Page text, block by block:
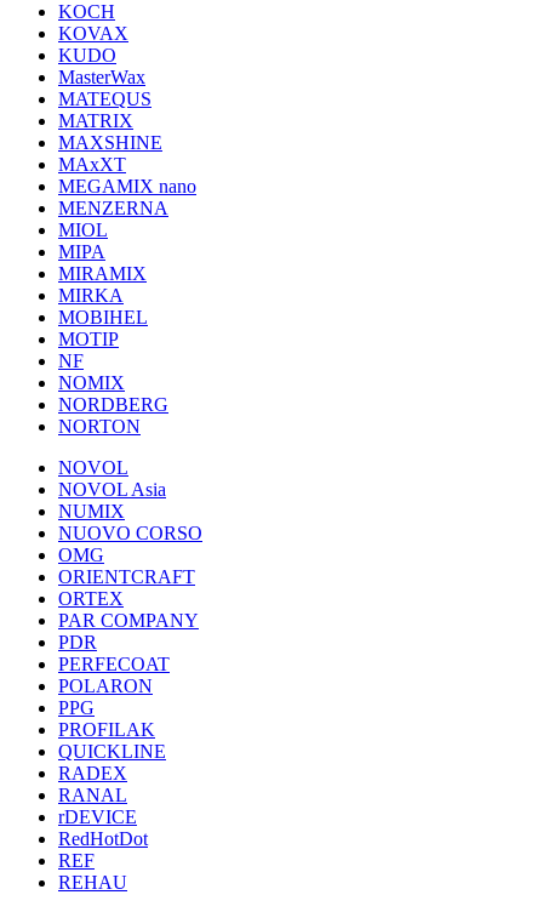
KOCH
KOVAX
KUDO
MasterWax
MATEQUS
MATRIX
MAXSHINE
MAxXT
MEGAMIX nano
MENZERNA
MIOL
MIPA
MIRAMIX
MIRKA
MOBIHEL
MOTIP
NF
NOMIX
NORDBERG
NORTON
NOVOL
NOVOL Asia
NUMIX
NUOVO CORSO
OMG
ORIENTCRAFT
ORTEX
PAR COMPANY
PDR
PERFECOAT
POLARON
PPG
PROFILAK
QUICKLINE
RADEX
RANAL
rDEVICE
RedHotDot
REF
REHAU